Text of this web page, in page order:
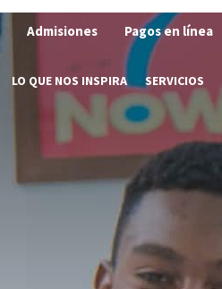
Admisiones Pagos en línea
LO QUE NOS INSPIRA SERVICIOS